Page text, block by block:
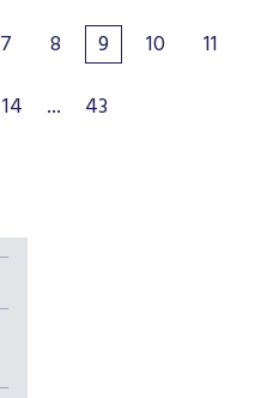
7 8 9 10
11
14 ... 43